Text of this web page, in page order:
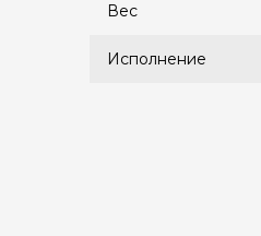
Вес
Исполнение